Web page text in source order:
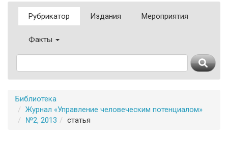
Рубрикатор Издания Мероприятия
Факты
Библиотека
Журнал «Управление человеческим потенциалом»
№2, 2013
статья